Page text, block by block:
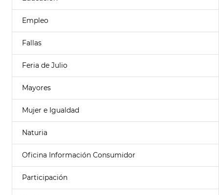
Empleo
Fallas
Feria de Julio
Mayores
Mujer e Igualdad
Naturia
Oficina Información Consumidor
Participación